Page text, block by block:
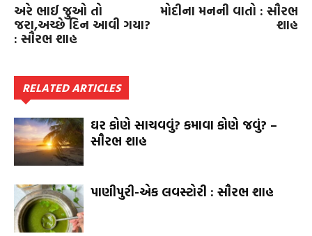
અરે ભાઈ જુઓ તો
જરા,અચ્છે દિન આવી ગયા?
: સૌરભ શાહ
મોદીના મનની વાતો : સૌરભ
શાહ
RELATED ARTICLES
ઘર કોણે સાચવવું? કમાવા કોણે જવું? –
સૌરભ શાહ
પાણીપુરી-એક લવસ્ટોરી : સૌરભ શાહ